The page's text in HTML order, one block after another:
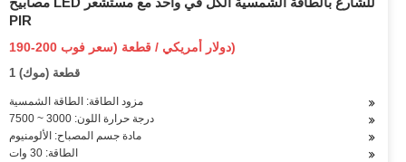
PIR
190-200 دولار أمريكي / قطعة (سعر فوب)
1 قطعة (موك)
مزود الطاقة: الطاقة الشمسية
درجة حرارة اللون: 3000 ~ 7500
مادة جسم المصباح: الألومنيوم
الطاقة: 30 وات